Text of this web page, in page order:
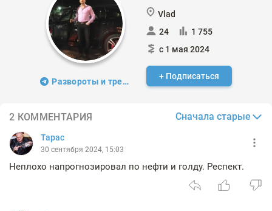
Развороты и тренды
Vlad
24
1 755
с 1 мая 2024
+ Подписаться
2 КОММЕНТАРИЯ Сначала старые
Тарас
30 сентября 2024, 15:03
Неплохо напрогнозировал по нефти и голду. Респект.